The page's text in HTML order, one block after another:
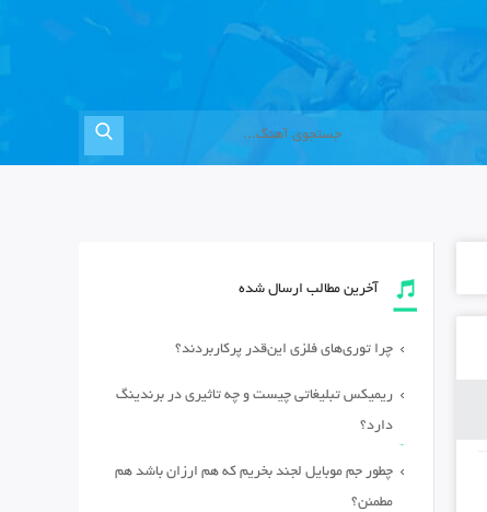
آخرین مطالب ارسال شده
چرا توری‌های فلزی این‌قدر پرکاربردند؟
ریمیکس تبلیغاتی چیست و چه تاثیری در برندینگ
دارد؟
چطور جم موبایل لجند بخریم که هم ارزان باشد هم
مطمئن؟